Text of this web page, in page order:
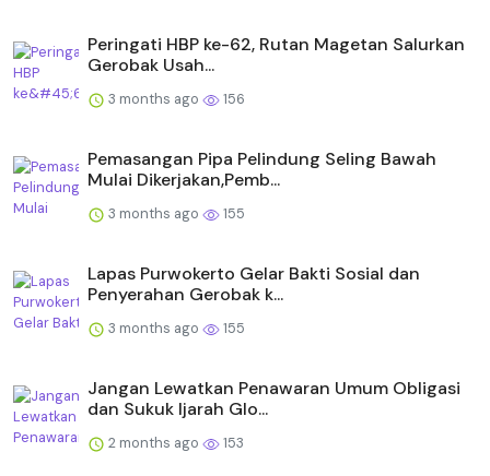
Peringati HBP ke-62, Rutan Magetan Salurkan
Gerobak Usah...
3 months ago 156
Pemasangan Pipa Pelindung Seling Bawah
Mulai Dikerjakan,Pemb...
3 months ago 155
Lapas Purwokerto Gelar Bakti Sosial dan
Penyerahan Gerobak k...
3 months ago 155
Jangan Lewatkan Penawaran Umum Obligasi
dan Sukuk Ijarah Glo...
2 months ago 153